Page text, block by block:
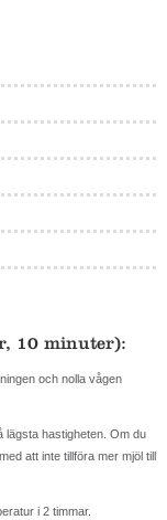
10 minuter):
och nolla vågen
lägsta hastigheten. Om du
att inte tillföra mer mjöl till
i 2 timmar.